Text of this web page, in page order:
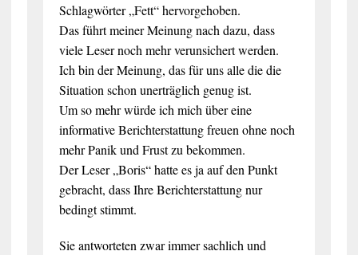
Schlagwörter „Fett“ hervorgehoben.
Das führt meiner Meinung nach dazu, dass
viele Leser noch mehr verunsichert werden.
Ich bin der Meinung, das für uns alle die die
Situation schon unerträglich genug ist.
Um so mehr würde ich mich über eine
informative Berichterstattung freuen ohne noch
mehr Panik und Frust zu bekommen.
Der Leser „Boris“ hatte es ja auf den Punkt
gebracht, dass Ihre Berichterstattung nur
bedingt stimmt.
Sie antworteten zwar immer sachlich und